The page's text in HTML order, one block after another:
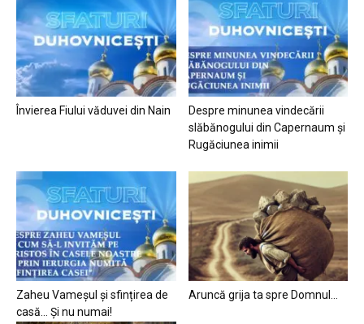
Învierea Fiului văduvei din Nain
Despre minunea vindecării
slăbănogului din Capernaum și
Rugăciunea inimii
Zaheu Vameșul și sfințirea de
casă… Și nu numai!
Aruncă grija ta spre Domnul…